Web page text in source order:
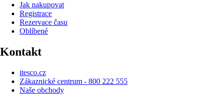
Jak nakupovat
Registrace
Rezervace času
Oblíbené
Kontakt
itesco.cz
Zákaznické centrum - 800 222 555
Naše obchody